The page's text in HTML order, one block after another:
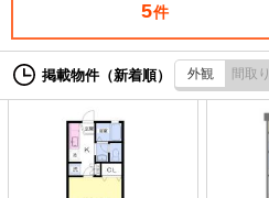
5件
外観 間取り
掲載物件（新着順）